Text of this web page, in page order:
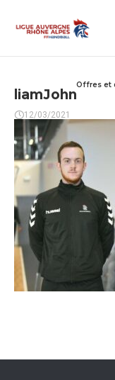
Offres et
liamJohn
12/03/2021